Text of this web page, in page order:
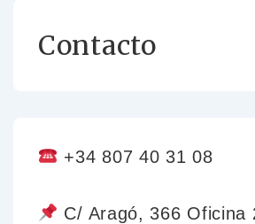
Contacto
+34 807 40 31 08
C/ Aragó, 366 Oficina